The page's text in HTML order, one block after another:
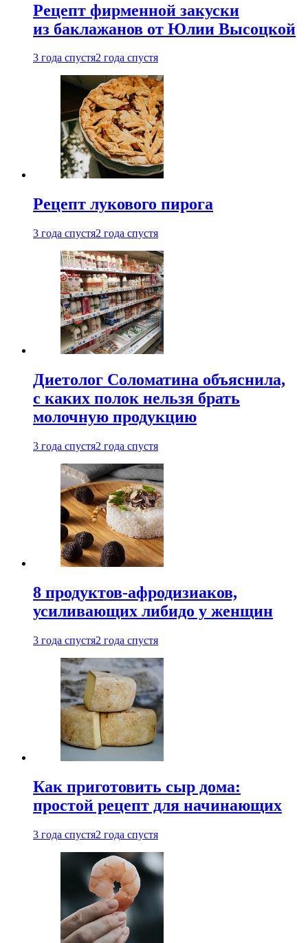
Рецепт фирменной закуски
из баклажанов от Юлии Высоцкой
3 года спустя2 года спустя
Рецепт лукового пирога
3 года спустя2 года спустя
Диетолог Соломатина объяснила,
с каких полок нельзя брать
молочную продукцию
3 года спустя2 года спустя
8 продуктов-афродизиаков,
усиливающих либидо у женщин
3 года спустя2 года спустя
Как приготовить сыр дома:
простой рецепт для начинающих
3 года спустя2 года спустя